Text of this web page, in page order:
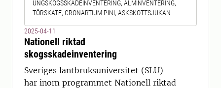
UNGSKOGSSKADEINVENTERING, ALMINVENTERING,
TÖRSKATE, CRONARTIUM PINI, ASKSKOTTSJUKAN
2025-04-11
Nationell riktad
skogsskadeinventering
Sveriges lantbruksuniversitet (SLU)
har inom programmet Nationell riktad